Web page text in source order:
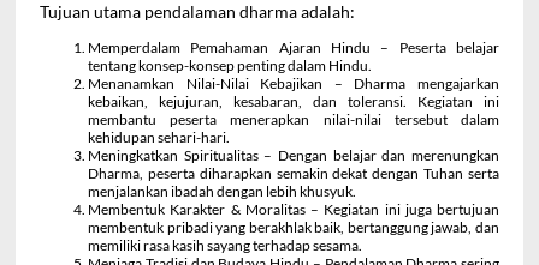
Tujuan utama pendalaman dharma adalah:
Memperdalam Pemahaman Ajaran Hindu – Peserta belajar
tentang konsep-konsep penting dalam Hindu.
Menanamkan Nilai-Nilai Kebajikan – Dharma mengajarkan
kebaikan, kejujuran, kesabaran, dan toleransi. Kegiatan ini
membantu peserta menerapkan nilai-nilai tersebut dalam
kehidupan sehari-hari.
Meningkatkan Spiritualitas – Dengan belajar dan merenungkan
Dharma, peserta diharapkan semakin dekat dengan Tuhan serta
menjalankan ibadah dengan lebih khusyuk.
Membentuk Karakter & Moralitas – Kegiatan ini juga bertujuan
membentuk pribadi yang berakhlak baik, bertanggung jawab, dan
memiliki rasa kasih sayang terhadap sesama.